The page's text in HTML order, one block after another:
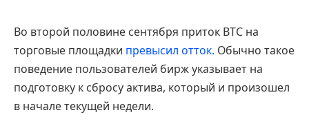
Во второй половине сентября приток BTC на
торговые площадки превысил отток. Обычно такое
поведение пользователей бирж указывает на
подготовку к сбросу актива, который и произошел
в начале текущей недели.